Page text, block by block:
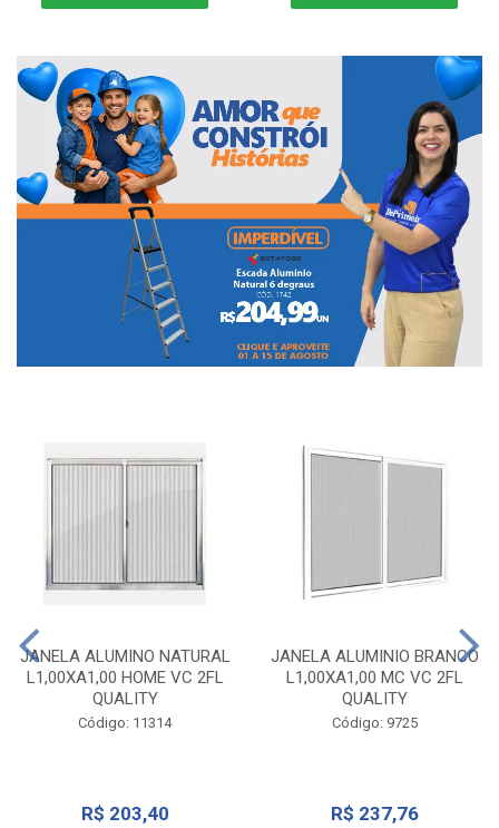
JANELA ALUMINO NATURAL
L1,00XA1,00 HOME VC 2FL
QUALITY
Código: 11314
R$ 203,40
JANELA ALUMINIO BRANCO
L1,00XA1,00 MC VC 2FL
QUALITY
Código: 9725
R$ 237,76